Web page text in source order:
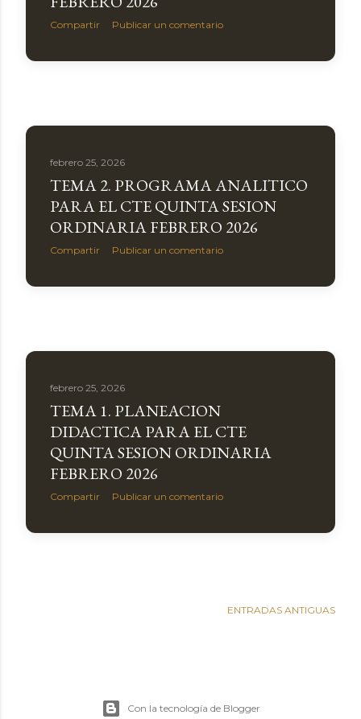
Compartir Publicar un comentario
febrero 25, 2026
TEMA 2. PROGRAMA ANALITICO
PARA EL CTE QUINTA SESION
ORDINARIA FEBRERO 2026
Compartir Publicar un comentario
febrero 25, 2026
TEMA 1. PLANEACION
DIDACTICA PARA EL CTE
QUINTA SESION ORDINARIA
FEBRERO 2026
Compartir Publicar un comentario
ENTRADAS ANTIGUAS
Con la tecnología de Blogger